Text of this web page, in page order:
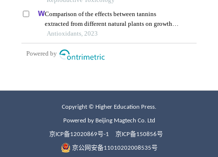
Copyright © Higher Education Press.
Powered by Beijing Magtech Co. Ltd
京ICP备12020869号-1 京ICP备150856号
京公网安备11010202008535号